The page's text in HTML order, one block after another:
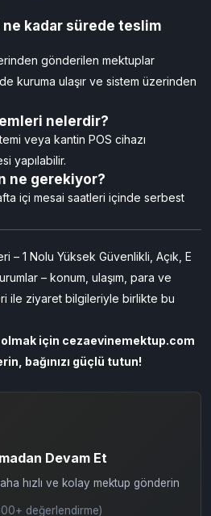
ve nasıl belirlenir?
kurumlarda aylık serbest görüş
koğuş planlanan tarihler cezaevi
kadar sürede teslim
gönderilen mektuplar
kuruma ulaşır ve sistem üzerinden
nelerdir?
veya kantin POS cihazı
yapılabilir.
ne gerekiyor?
içi mesai saatleri içinde serbest
– 1 Nolu Yüksek Güvenlikli, Açık, E
– konum, ulaşım, para ve
için
bağınızı güçlü tutun!